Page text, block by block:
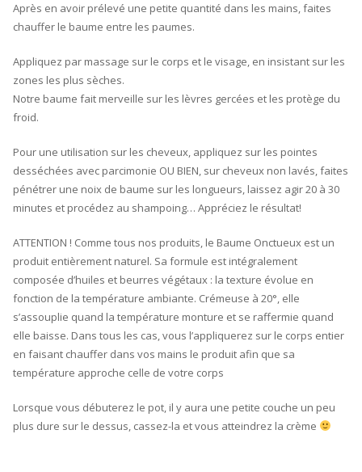
Après en avoir prélevé une petite quantité dans les mains, faites
chauffer le baume entre les paumes.
Appliquez par massage sur le corps et le visage, en insistant sur les
zones les plus sèches.
Notre baume fait merveille sur les lèvres gercées et les protège du
froid.
Pour une utilisation sur les cheveux, appliquez sur les pointes
desséchées avec parcimonie OU BIEN, sur cheveux non lavés, faites
pénétrer une noix de baume sur les longueurs, laissez agir 20 à 30
minutes et procédez au shampoing… Appréciez le résultat!
ATTENTION ! Comme tous nos produits, le Baume Onctueux est un
produit entièrement naturel. Sa formule est intégralement
composée d’huiles et beurres végétaux : la texture évolue en
fonction de la température ambiante. Crémeuse à 20°, elle
s’assouplie quand la température monture et se raffermie quand
elle baisse. Dans tous les cas, vous l’appliquerez sur le corps entier
en faisant chauffer dans vos mains le produit afin que sa
température approche celle de votre corps
Lorsque vous débuterez le pot, il y aura une petite couche un peu
plus dure sur le dessus, cassez-la et vous atteindrez la crème